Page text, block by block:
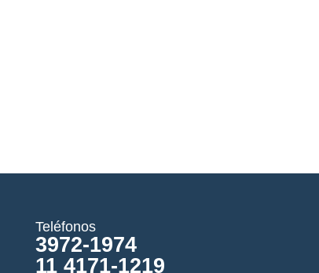
Teléfonos
3972-1974
11 4171-1219